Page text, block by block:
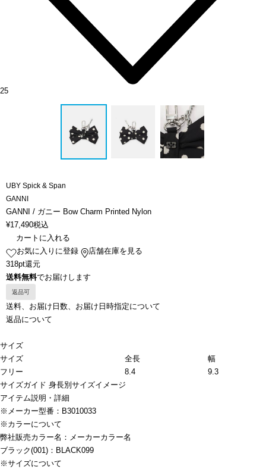
25
UBY Spick & Span
GANNI
GANNI / ガニー Bow Charm Printed Nylon
¥17,490税込
カートに入れる
お気に入りに登録
店舗在庫を見る
318pt還元
送料無料でお届けします
返品可
送料、お届け日数、お届け日時指定について
返品について
サイズ
サイズ
全長
幅
フリー
8.4
9.3
サイズガイド 身長別サイズイメージ
アイテム説明・詳細
※メーカー型番：B3010033
※カラーについて
弊社販売カラー名：メーカーカラー名
ブラック(001)：BLACK099
※サイズについて